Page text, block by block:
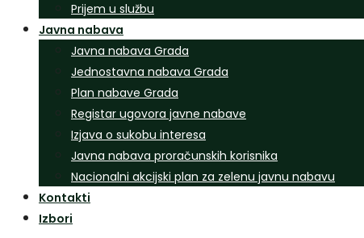
Prijem u službu
Javna nabava
Javna nabava Grada
Jednostavna nabava Grada
Plan nabave Grada
Registar ugovora javne nabave
Izjava o sukobu interesa
Javna nabava proračunskih korisnika
Nacionalni akcijski plan za zelenu javnu nabavu
Kontakti
Izbori